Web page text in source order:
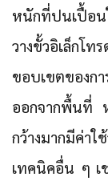
หนักที่ปนเปื้อ
วางขั้วอิเล็กโท
ขอบเขตของก
ออกจากพื้นที่
กว้างมากมีค่าใ
เทคนิคอื่น ๆ เ